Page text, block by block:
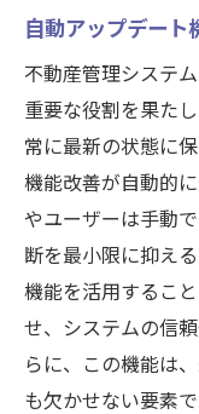
自動アップデート
不動産管理システ
重要な役割を果た
常に最新の状態に
機能改善が自動的
やユーザーは手動
断を最小限に抑え
機能を活用するこ
せ、システムの信
らに、この機能は
も欠かせない要素